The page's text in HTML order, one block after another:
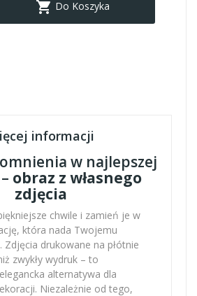
 Do Koszyka
informacji
w najlepszej
obraz z własnego
zdjęcia
chwile i zamień je w
która nada Twojemu
Zdjęcia drukowane na płótnie
zwykły wydruk – to
alternatywa dla
Niezależnie od tego,